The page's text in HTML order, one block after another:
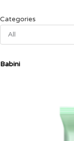
Categories
All
Babini